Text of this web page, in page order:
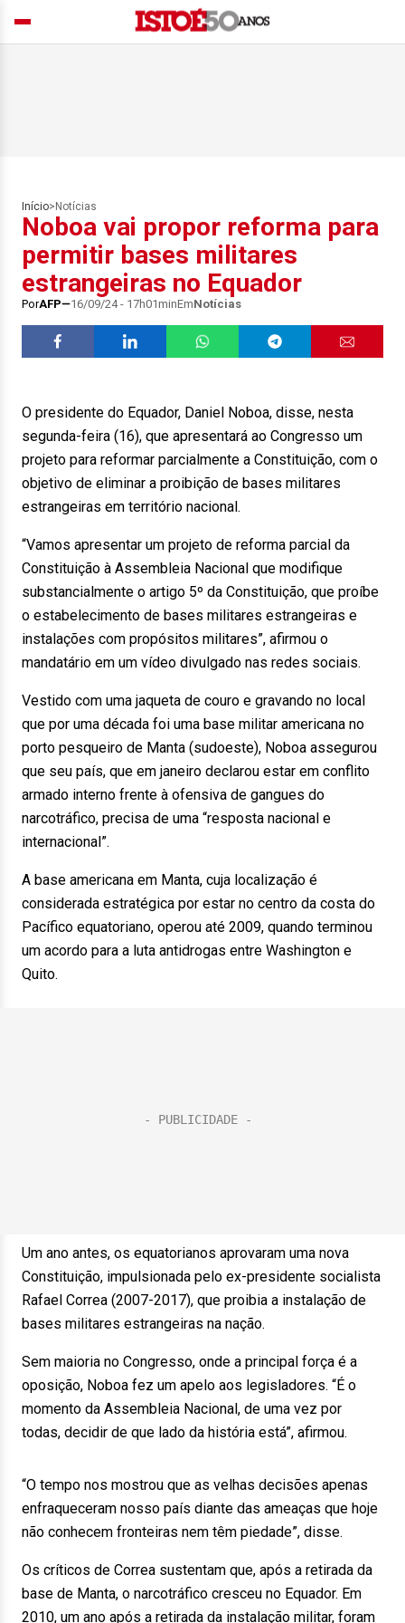
Início> Notícias
Noboa vai propor reforma para
permitir bases militares
estrangeiras no Equador
PorAFP 16/09/24 - 17h01minEmNotícias
O presidente do Equador, Daniel Noboa, disse, nesta
segunda-feira (16), que apresentará ao Congresso um
projeto para reformar parcialmente a Constituição, com o
objetivo de eliminar a proibição de bases militares
estrangeiras em território nacional.
“Vamos apresentar um projeto de reforma parcial da
Constituição à Assembleia Nacional que modifique
substancialmente o artigo 5º da Constituição, que proíbe
o estabelecimento de bases militares estrangeiras e
instalações com propósitos militares”, afirmou o
mandatário em um vídeo divulgado nas redes sociais.
Vestido com uma jaqueta de couro e gravando no local
que por uma década foi uma base militar americana no
porto pesqueiro de Manta (sudoeste), Noboa assegurou
que seu país, que em janeiro declarou estar em conflito
armado interno frente à ofensiva de gangues do
narcotráfico, precisa de uma “resposta nacional e
internacional”.
A base americana em Manta, cuja localização é
considerada estratégica por estar no centro da costa do
Pacífico equatoriano, operou até 2009, quando terminou
um acordo para a luta antidrogas entre Washington e
Quito.
Um ano antes, os equatorianos aprovaram uma nova
Constituição, impulsionada pelo ex-presidente socialista
Rafael Correa (2007-2017), que proibia a instalação de
bases militares estrangeiras na nação.
Sem maioria no Congresso, onde a principal força é a
oposição, Noboa fez um apelo aos legisladores. “É o
momento da Assembleia Nacional, de uma vez por
todas, decidir de que lado da história está”, afirmou.
“O tempo nos mostrou que as velhas decisões apenas
enfraqueceram nosso país diante das ameaças que hoje
não conhecem fronteiras nem têm piedade”, disse.
Os críticos de Correa sustentam que, após a retirada da
base de Manta, o narcotráfico cresceu no Equador. Em
2010, um ano após a retirada da instalação militar, foram